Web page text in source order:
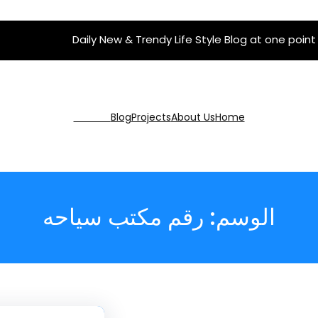
Daily New & Trendy Life Style Blog at one point
Home
About Us
Projects
Blog
الوسم: رقم مكتب سياحه